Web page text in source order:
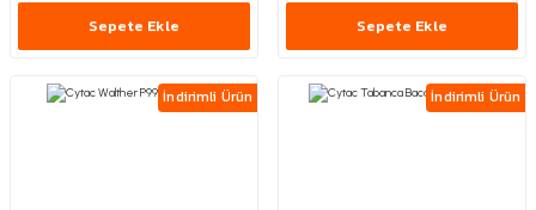
Sepete Ekle Sepete Ekle
İndirimli Ürün İndirimli Ürün